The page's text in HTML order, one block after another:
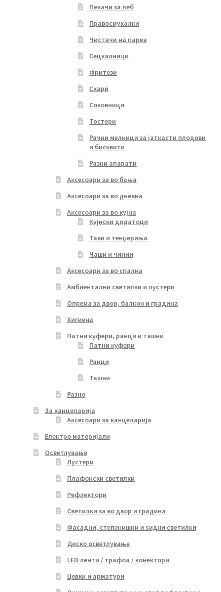
Пекачи за леб
Правосмукалки
Чистачи на пареа
Сецкалници
Фритези
Скари
Соковници
Тостери
Рачни мелници за јаткасти плодови
и бисквити
Разни апарати
Аксесоари за во бања
Аксесоари за во дневна
Аксесоари за во кујна
Кујнски додатоци
Тави и тенџериња
Чаши и чинии
Аксесоари за во спална
Амбиентални светилки и лустери
Опрема за двор, балкон и градина
Хигиена
Патни куфери, ранци и ташни
Патни куфери
Ранци
Ташни
Разно
За канцеларија
Аксесоари за канцеларија
Електро материјали
Осветлување
Лустери
Плафонски светилки
Рефлектори
Светилки за во двор и градина
Фасадни, степенишни и ѕидни светилки
Диско осветлување
LED ленти / трафоа / конектори
Цевки и арматури